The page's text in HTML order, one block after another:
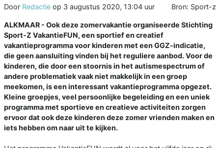
Door Redactie op 3 augustus 2020, 13:04 uur Bron: Sport-z
ALKMAAR - Ook deze zomervakantie organiseerde Stichting
Sport-Z VakantieFUN, een sportief en creatief
vakantieprogramma voor kinderen met een GGZ-indicatie,
die geen aansluiting vinden bij het reguliere aanbod. Voor de
kinderen, die door een stoornis in het autismespectrum of
andere problematiek vaak niet makkelijk in een groep
meekomen, is een interessant vakantieprogramma opgezet.
Kleine groepjes, veel persoonlijke begeleiding en een uniek
programma met sportieve en creatieve activiteiten zorgen
ervoor dat ook deze kinderen deze zomer vrienden maken en
iets hebben om naar uit te kijken.